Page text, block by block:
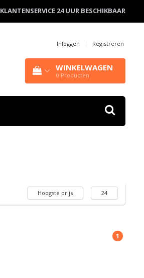
KLANTENSERVICE 24 UUR BESCHIKBAAR
Inloggen | Registreren
WINKELWAGEN
0 Producten
Hoogste prijs 24
1